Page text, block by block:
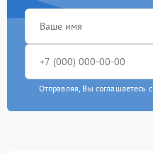
Отправляя, Вы соглашаетесь с